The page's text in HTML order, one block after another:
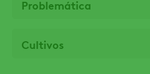
Problemática
Cultivos